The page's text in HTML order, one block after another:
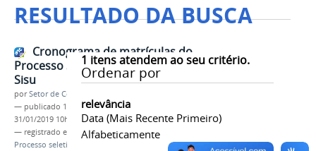
RESULTADO DA BUSCA
1 itens atendem ao seu critério.
Ordenar por
relevância
Data (mais Recente Primeiro)
Alfabeticamente
Cronograma de matrículas do
Processo Seletivo IFMG 2019 e
Sisu
porSetor de Comunicação
— publicado 14/01/2019—última modificação
31/01/2019 10h50
— registrado em:
Matrículas,Chamada regular
Processo seletivo 2019
Cursos